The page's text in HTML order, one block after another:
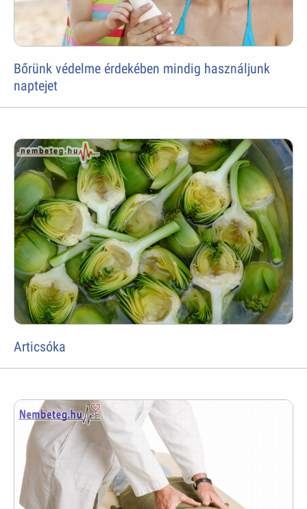
Bőrünk védelme érdekében mindig használjunk
naptejet
Articsóka